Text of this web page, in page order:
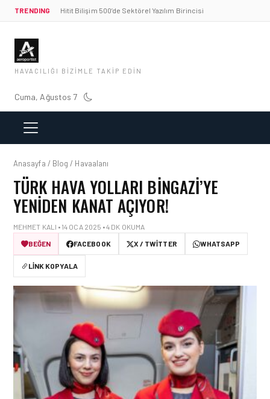
TRENDING Hitit Bilişim 500’de Sektörel Yazılım Birincisi
HAVACILIĞI BIZIMLE TAKIP EDIN
Cuma, Ağustos 7
Anasayfa / Blog / Havaalanı
TÜRK HAVA YOLLARI BINGAZI’YE
YENIDEN KANAT AÇIYOR!
MEHMET KALI • 14 OCA 2025 • 4 DK OKUMA
BEĞEN
FACEBOOK X / TWITTER WHATSAPP
LINK KOPYALA